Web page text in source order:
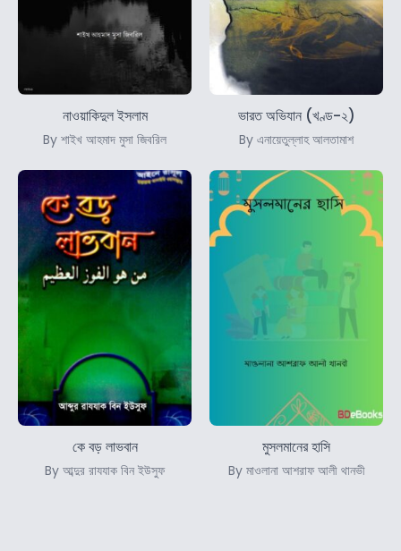
নাওয়াকিদুল ইসলাম
By শাইখ আহমাদ মুসা জিবরিল
ভারত অভিযান (খণ্ড-২)
By এনায়েতুল্লাহ আলতামাশ
কে বড় লাভবান
By আব্দুর রাযযাক বিন ইউসুফ
মুসলমানের হাসি
By মাওলানা আশরাফ আলী থানভী